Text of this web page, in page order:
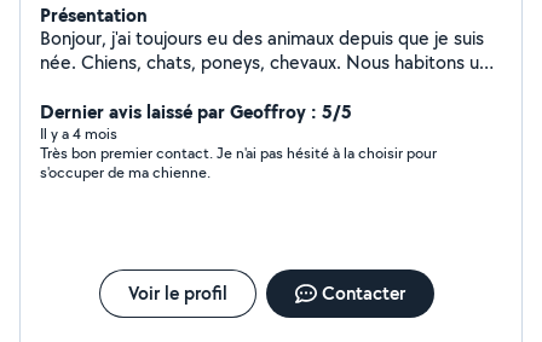
Présentation
Bonjour, j'ai toujours eu des animaux depuis que je suis
née. Chiens, chats, poneys, chevaux. Nous habitons une
chien, c'est pourquoi je ne prends que des femelles. J'ai
deux accès au jardin, si votre chienne n'est pas trop
sociable avec ses congénères, je peux faire en sorte de
les séparer. Je fais en moyenne 6 km de balade par jour
Dernier avis laissé par Geoffroy : 5/5
Il y a 4 mois
Très bon premier contact. Je n'ai pas hésité à la choisir pour
s'occuper de ma chienne.
Voir le profil Contacter